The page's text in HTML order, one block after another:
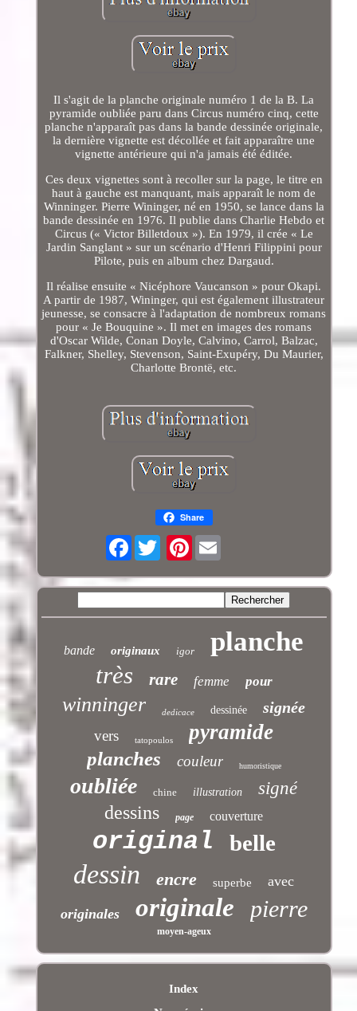
Il s'agit de la planche originale numéro 1 de la B. La
pyramide oubliée paru dans Circus numéro cinq, cette
planche n'apparaît pas dans la bande dessinée originale,
la dernière vignette est décollée et fait apparaître une
vignette antérieure qui n'a jamais été éditée.
Ces deux vignettes sont à recoller sur la page, le titre en
haut à gauche est manquant, mais apparaît le nom de
Winninger. Pierre Wininger, né en 1950, se lance dans la
bande dessinée en 1976. Il publie dans Charlie Hebdo et
Circus (« Victor Billetdoux »). En 1979, il crée « Le
Jardin Sanglant » sur un scénario d'Henri Filippini pour
Pilote, puis en album chez Dargaud.
Il réalise ensuite « Nicéphore Vaucanson » pour Okapi.
A partir de 1987, Wininger, qui est également illustrateur
jeunesse, se consacre à l'adaptation de nombreux romans
pour « Je Bouquine ». Il met en images des romans
d'Oscar Wilde, Conan Doyle, Calvino, Carrol, Balzac,
Falkner, Shelley, Stevenson, Saint-Exupéry, Du Maurier,
Charlotte Brontë, etc.
Share
Facebook Pinterest
bande originaux igor planche
très rare femme pour
winninger dedicace dessinée signée
vers tatopoulos pyramide
planches couleur humoristique
oubliée chine illustration signé
dessins page couverture
original belle
dessin encre superbe avec
originales originale pierre
moyen-ageux
Index